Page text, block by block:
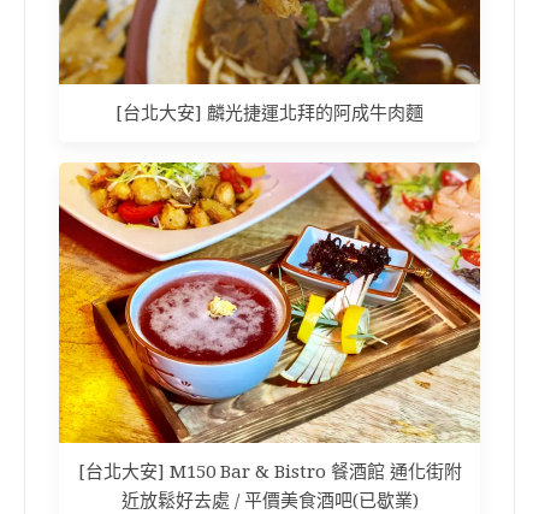
[台北大安] 麟光捷運北拜的阿成牛肉麵
[台北大安] M150 Bar & Bistro 餐酒館 通化街附
近放鬆好去處 / 平價美食酒吧(已歇業)